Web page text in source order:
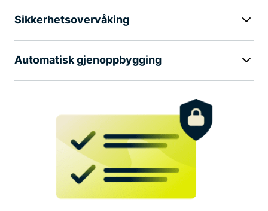
Sikkerhetsovervåking
Automatisk gjenoppbygging